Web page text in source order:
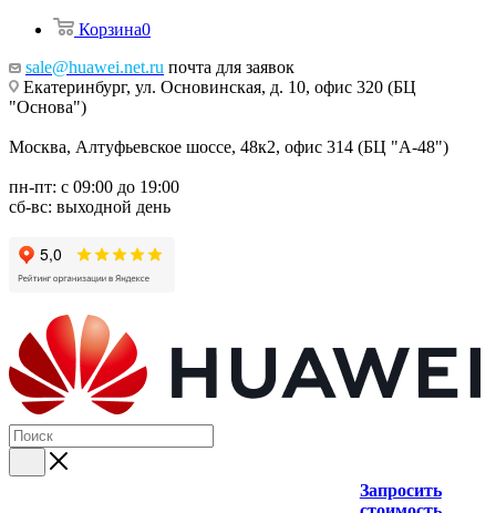
Корзина0
sale@huawei.net.ru почта для заявок
Екатеринбург, ул. Основинская, д. 10, офис 320 (БЦ
"Основа")
Москва, Алтуфьевское шоссе, 48к2, офис 314 (БЦ "А-48")
пн-пт: с 09:00 до 19:00
сб-вс: выходной день
Запросить